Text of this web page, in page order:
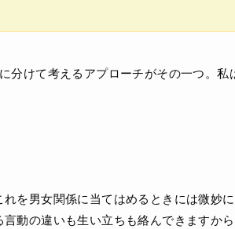
分けて考えるアプローチがその一つ。私
を男女関係に当てはめるときには微妙
動の違いも生い立ちも絡んできますから